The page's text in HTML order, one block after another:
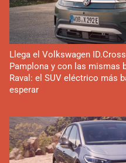
Llega el Volkswagen
Pamplona y con las mismas
Raval: el SUV eléctrico más
esperar